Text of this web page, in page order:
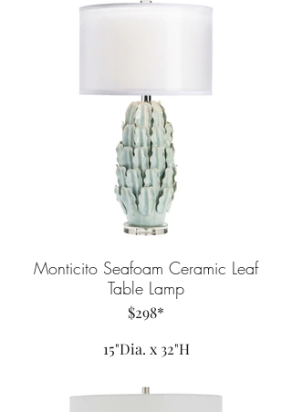
Monticito Seafoam Ceramic Leaf
Table Lamp
$298*
15"Dia. x 32"H